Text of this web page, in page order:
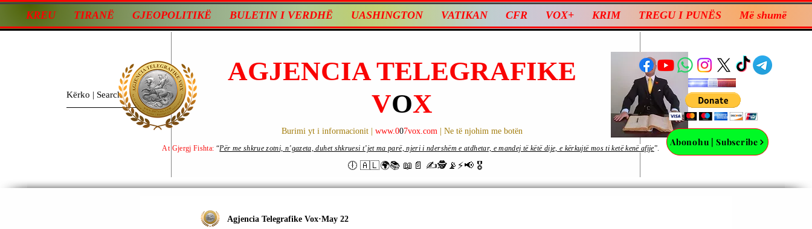
KREU TIRANË GJEOPOLITIKË BULETIN I VERDHË UASHINGTON VATIKAN CFR VOX+ KRIM TREGU I PUNËS Më shumë
AGJENCIA TELEGRAFIKE
VOX
Burimi yt i informacionit | www.007vox.com | Ne të njohim me botën
🕕 🇦🇱🌍📚 📖📄 ✍🕵️📡⚡️📢 🎖
Abonohu | Subscribe
At Gjergj Fishta: “Për me shkrue zotni, n’gazeta, duhet shkruesi t’jet ma parë, njeri i ndershëm e atdhetar, e mandej të këtë dije, e kërkujtë mos ti ketë kenë afije”.
Agjencia Telegrafike Vox May 22